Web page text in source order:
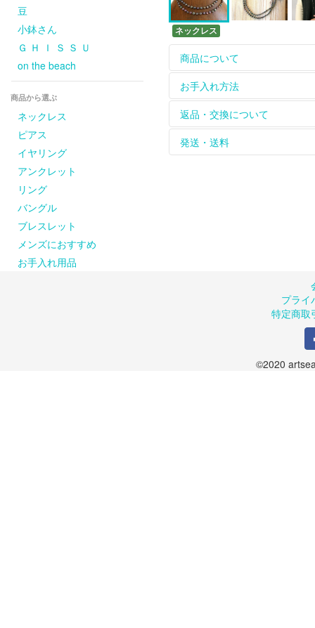
豆
小鉢さん
Ｇ Ｈ Ｉ Ｓ Ｓ Ｕ
on the beach
商品から選ぶ
ネックレス
ピアス
イヤリング
アンクレット
リング
バングル
ブレスレット
メンズにおすすめ
お手入れ用品
ネックレス
商品について
ホームページに掲載して
についてはcontactからお
革ひもは天然皮を使用し
をお楽しみください。
天然石、天然素材のひと
ピアスの金具（耳に触れ
お手入れ方法
【長く綺麗にお使いいた
シルバーのアクセサリー
れて保管してください。
※購入された商品は密閉
返品・交換について
お届けした商品は到着後
返品、交換は商品到着後
発送・送料
１回のご注文が10,800
プライ
特定商取
©2020